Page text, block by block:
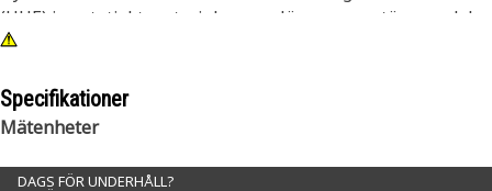
(UHE) i syntetiskt material som avlägsnar en större andel
små partiklar och ger optimal kontamineringskontroll
Ditt val av filter kan tyckas vara oviktigt, men fel filter kan
Till exempel ger Cat® Hydraulfilter det bästa skyddet mot
Specifikationer
Mätenheter
DAGS FÖR UNDERHÅLL?